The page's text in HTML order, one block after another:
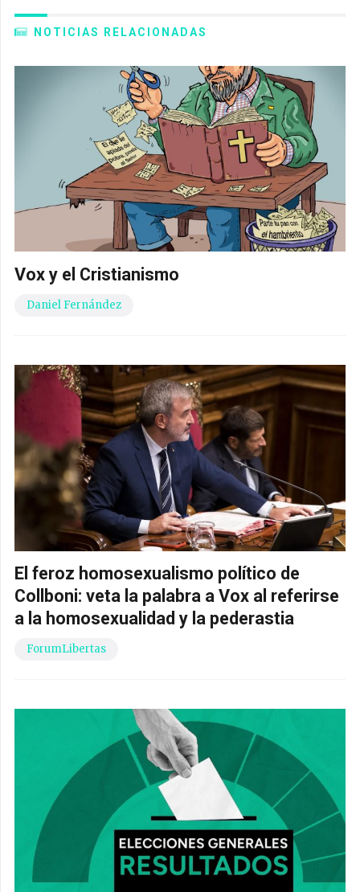
NOTICIAS RELACIONADAS
Vox y el Cristianismo
Daniel Fernández
El feroz homosexualismo político de
Collboni: veta la palabra a Vox al referirse
a la homosexualidad y la pederastia
ForumLibertas